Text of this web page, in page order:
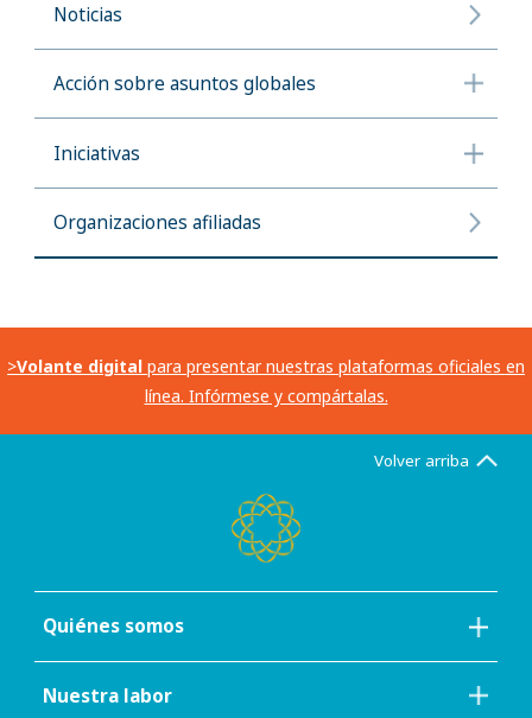
Noticias
Acción sobre asuntos globales
Iniciativas
Organizaciones afiliadas
>Volante digital para presentar nuestras plataformas oficiales en
línea. Infórmese y compártalas.
Volver arriba
Quiénes somos
Nuestra labor